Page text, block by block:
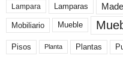
Lampara Lamparas
Mobiliario Mueble
Pisos Planta Plantas